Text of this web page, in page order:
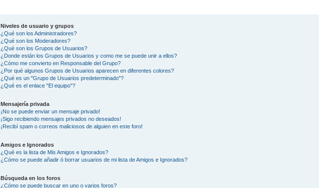
Niveles de usuario y grupos
¿Qué son los Administradores?
¿Qué son los Moderadores?
¿Qué son los Grupos de Usuarios?
¿Donde están los Grupos de Usuarios y como me se puede unir a ellos?
¿Cómo me convierto en Responsable del Grupo?
¿Por qué algunos Grupos de Usuarios aparecen en diferentes colores?
¿Qué es un "Grupo de Usuarios predeterminado"?
¿Qué es el enlace "El equipo"?
Mensajería privada
¡No se puede enviar un mensaje privado!
¡Sigo recibiendo mensajes privados no deseados!
¡Recibí spam o correos maliciosos de alguien en este foro!
Amigos e Ignorados
¿Qué es la lista de Mis Amigos e Ignorados?
¿Cómo se puede añadir ó borrar usuarios de mi lista de Amigos e Ignorados?
Búsqueda en los foros
¿Cómo se puede buscar en uno o varios foros?